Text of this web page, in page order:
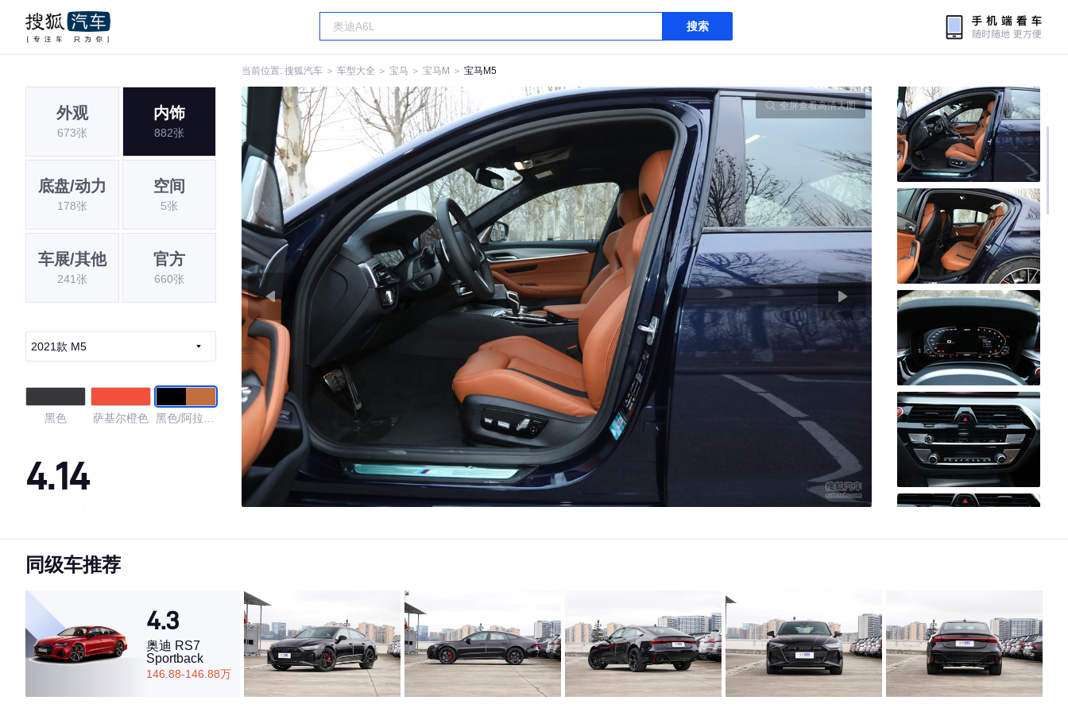
搜索
当前位置: 搜狐汽车 ＞ 车型大全 ＞ 宝马 ＞ 宝马M ＞ 宝马M5
外观
673张
内饰
882张
底盘/动力
178张
空间
5张
车展/其他
241张
官方
660张
2021款 M5
黑色 萨基尔橙色 黑色/阿拉贡
4.14
·内饰表现一般，低于87%同级车
·空间表现一般，低于82%同级车
全屏查看高清大图
同级车推荐
4.3
奥迪 RS7
Sportback
146.88-146.88万